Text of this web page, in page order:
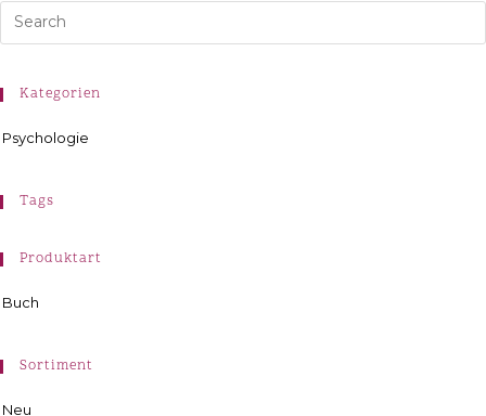
Kategorien
Psychologie
Tags
Produktart
Buch
Sortiment
Neu